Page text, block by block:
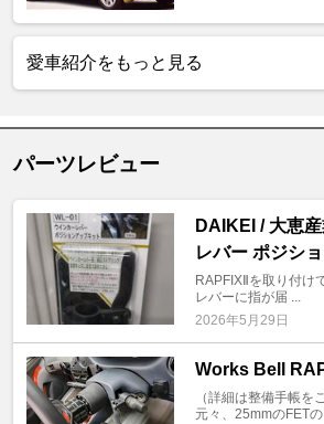
愛車紹介をもっと見る
パーツレビュー
DAIKEI / 大恵
レバー ポジシ
RAPFIXⅡを取り付け
レバーに指が届 ...
2026年5月29日
Works Bell
（詳細は整備手帳を
元々、25mmのFETの